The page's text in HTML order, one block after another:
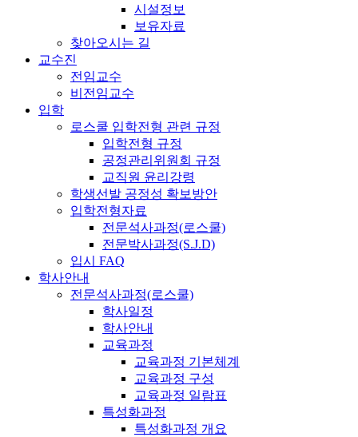
시설정보
보유자료
찾아오시는 길
교수진
전임교수
비전임교수
입학
로스쿨 입학전형 관련 규정
입학전형 규정
공정관리위원회 규정
교직원 윤리강령
학생선발 공정성 확보방안
입학전형자료
전문석사과정(로스쿨)
전문박사과정(S.J.D)
입시 FAQ
학사안내
전문석사과정(로스쿨)
학사일정
학사안내
교육과정
교육과정 기본체계
교육과정 구성
교육과정 일람표
특성화과정
특성화과정 개요